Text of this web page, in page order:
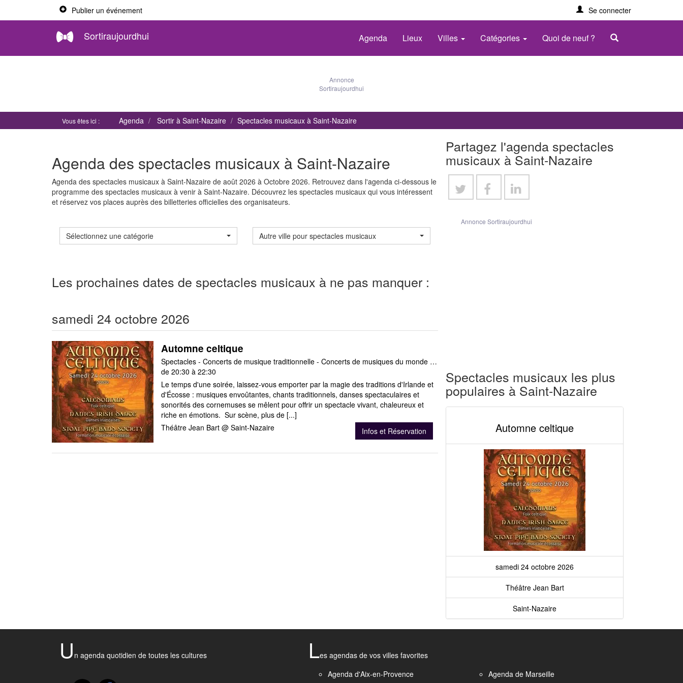
Publier un événement Se connecter
Sortiraujourdhui Agenda Lieux Villes Catégories Quoi de neuf ?
Annonce
Sortiraujourdhui
Vous êtes ici : Agenda Sortir à Saint-Nazaire Spectacles musicaux à Saint-Nazaire
Agenda des spectacles musicaux à Saint-Nazaire
Agenda des spectacles musicaux à Saint-Nazaire de août 2026 à Octobre 2026. Retrouvez dans l'agenda ci-dessous le
programme des spectacles musicaux à venir à Saint-Nazaire. Découvrez les spectacles musicaux qui vous intéressent
et réservez vos places auprès des billetteries officielles des organisateurs.
Sélectionnez une catégorie Autre ville pour spectacles musicaux
Les prochaines dates de spectacles musicaux à ne pas manquer :
samedi 24 octobre 2026
Automne celtique
Spectacles - Concerts de musique traditionnelle - Concerts de musiques du monde - Spectacles de danse - Spectacle musical
de 20:30 à 22:30
Le temps d'une soirée, laissez-vous emporter par la magie des traditions d'Irlande et
d'Écosse : musiques envoûtantes, chants traditionnels, danses spectaculaires et
sonorités des cornemuses se mêlent pour offrir un spectacle vivant, chaleureux et
riche en émotions. Sur scène, plus de [...]
Théâtre Jean Bart @ Saint-Nazaire
Infos et Réservation
Partagez l'agenda spectacles
musicaux à Saint-Nazaire
Annonce Sortiraujourdhui
Spectacles musicaux les plus
populaires à Saint-Nazaire
Automne celtique
samedi 24 octobre 2026
Théâtre Jean Bart
Saint-Nazaire
U n agenda quotidien de toutes les cultures Les agendas de vos villes favorites
Agenda d'Aix-en-Provence
Agenda de Marseille